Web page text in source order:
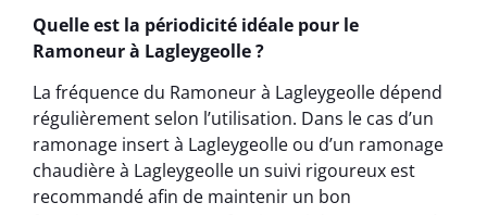
Quelle est la périodicité idéale pour le
Ramoneur à Lagleygeolle ?
La fréquence du Ramoneur à Lagleygeolle dépend
régulièrement selon l’utilisation. Dans le cas d’un
ramonage insert à Lagleygeolle ou d’un ramonage
chaudière à Lagleygeolle un suivi rigoureux est
recommandé afin de maintenir un bon